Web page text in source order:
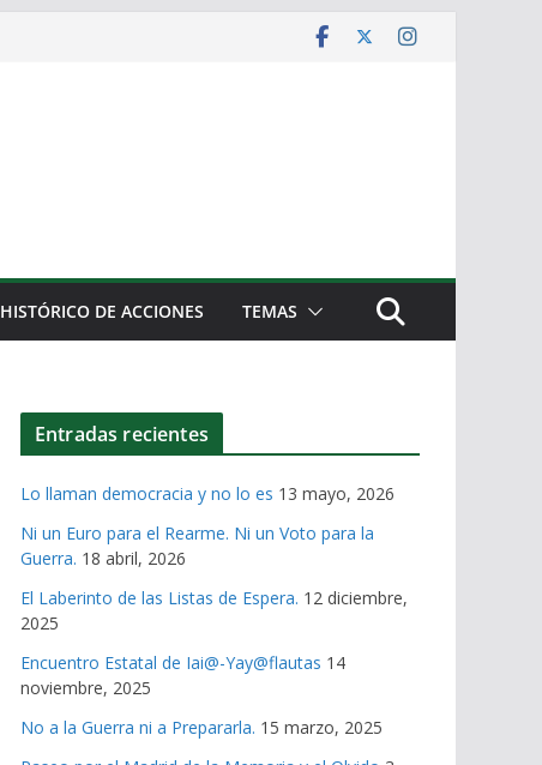
HISTÓRICO DE ACCIONES TEMAS
Entradas recientes
Lo llaman democracia y no lo es 13 mayo, 2026
Ni un Euro para el Rearme. Ni un Voto para la
Guerra. 18 abril, 2026
El Laberinto de las Listas de Espera. 12 diciembre,
2025
Encuentro Estatal de Iai@-Yay@flautas 14
noviembre, 2025
No a la Guerra ni a Prepararla. 15 marzo, 2025